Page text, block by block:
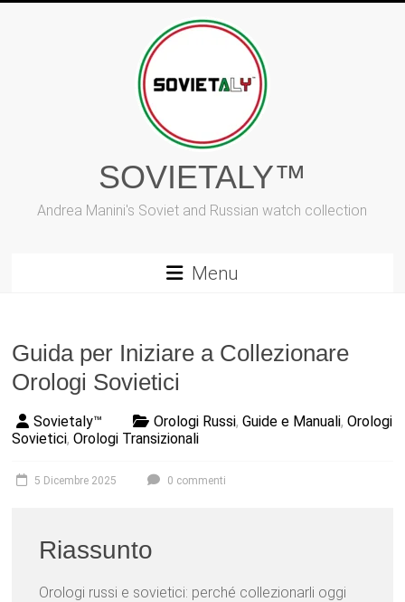
SOVIETALY™
Andrea Manini's Soviet and Russian watch collection
Menu
Guida per Iniziare a Collezionare
Orologi Sovietici
Sovietaly™ Orologi Russi,Guide e Manuali,Orologi
Sovietici,Orologi Transizionali
5 Dicembre 2025 0 commenti
Riassunto
Orologi russi e sovietici: perché collezionarli oggi